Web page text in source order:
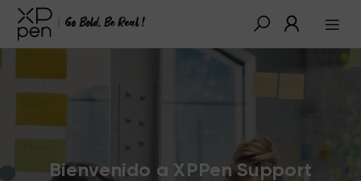
Bienvenido a XPPen Support